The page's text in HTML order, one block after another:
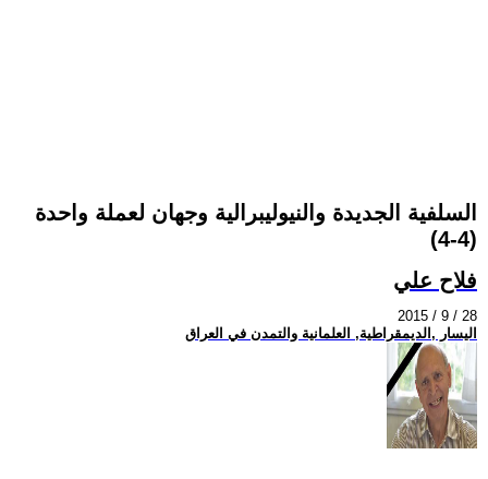
السلفية الجديدة والنيوليبرالية وجهان لعملة واحدة
(4-4)
فلاح علي
2015 / 9 / 28
اليسار ,الديمقراطية, العلمانية والتمدن في العراق